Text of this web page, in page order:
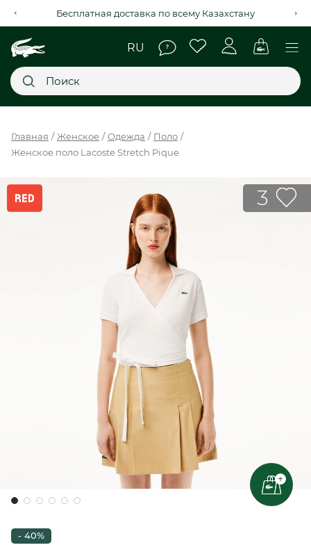
Рассрочка на 4 месяца через Kaspi Red+
НОВИНКИ
SALE
МЫ LACOSTE
Главная Женское Одежда
Поло
Женское поло Lacoste Stretch Pique
3
+
- 40%